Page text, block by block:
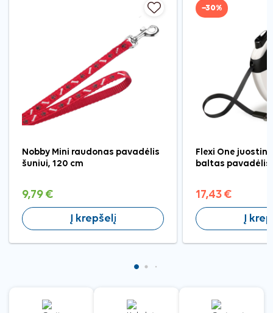
Nobby Mini raudonas pavadėlis
šuniui, 120 cm
9,79 €
Į krepšelį
−30%
Flexi One
baltas pavadėlis
17,43 €
Į